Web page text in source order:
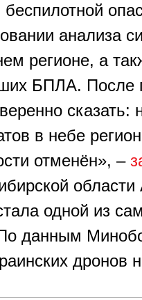
анализа
регионе, а
БПЛА. После
сказать:
в небе
отменён», –
одной из
данным
дронов